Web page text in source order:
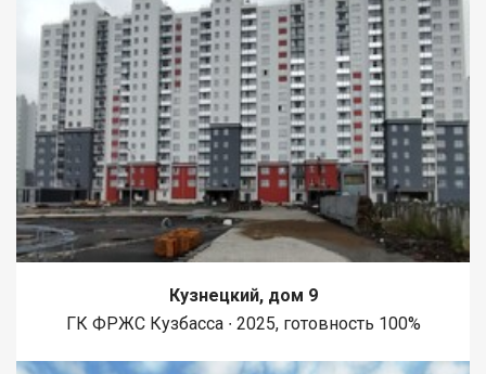
Кузнецкий, дом 9
ГК ФРЖС Кузбасса ∙ 2025, готовность 100%